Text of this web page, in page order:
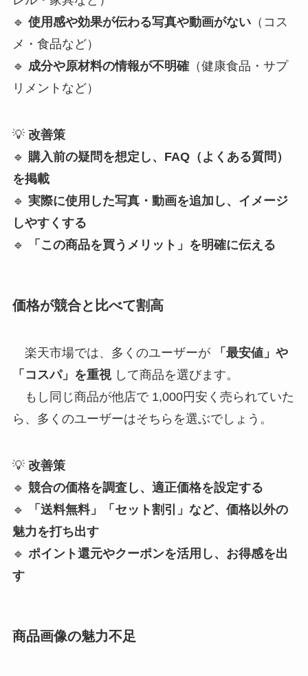
🔹 使用感や効果が伝わる写真や動画がない（コス
メ・食品など）
🔹 成分や原材料の情報が不明確（健康食品・サプ
リメントなど）
💡 改善策
🔹 購入前の疑問を想定し、FAQ（よくある質問）
を掲載
🔹 実際に使用した写真・動画を追加し、イメージ
しやすくする
🔹
「この商品を買うメリット」を明確に伝える
価格が競合と比べて割高
楽天市場では、多くのユーザーが
「最安値」や
「コスパ」を重視して商品を選びます。
もし同じ商品が他店で 1,000円安く売られていた
ら、多くのユーザーはそちらを選ぶでしょう。
💡 改善策
🔹 競合の価格を調査し、適正価格を設定する
🔹
「送料無料」「セット割引」など、価格以外の
魅力を打ち出す
🔹 ポイント還元やクーポンを活用し、お得感を出
す
商品画像の魅力不足